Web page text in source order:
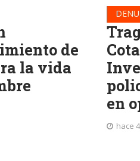
de
la vida
en
hace